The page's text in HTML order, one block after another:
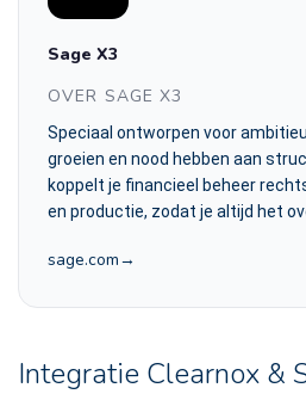
Sage X3
OVER SAGE X3
Speciaal ontworpen voor
groeien en nood hebben aan
koppelt je financieel beheer
en productie, zodat je altijd het
sage.com
Integratie Clearnox &